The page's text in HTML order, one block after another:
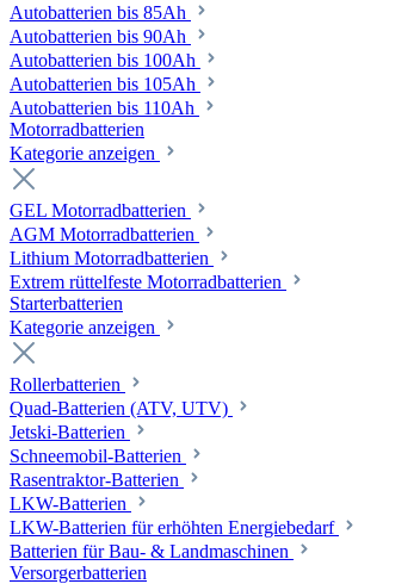
Autobatterien bis 85Ah
Autobatterien bis 90Ah
Autobatterien bis 100Ah
Autobatterien bis 105Ah
Autobatterien bis 110Ah
Motorradbatterien
Kategorie anzeigen
GEL Motorradbatterien
AGM Motorradbatterien
Lithium Motorradbatterien
Extrem rüttelfeste Motorradbatterien
Starterbatterien
Kategorie anzeigen
Rollerbatterien
Quad-Batterien (ATV, UTV)
Jetski-Batterien
Schneemobil-Batterien
Rasentraktor-Batterien
LKW-Batterien
LKW-Batterien für erhöhten Energiebedarf
Batterien für Bau- & Landmaschinen
Versorgerbatterien